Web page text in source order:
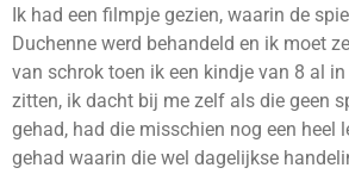
Ik had een filmpje gezien, waarin de
Duchenne werd behandeld en ik moet
van schrok toen ik een kindje van 8 al
zitten, ik dacht bij me zelf als die geen
gehad, had die misschien nog een heel
gehad waarin die wel dagelijkse